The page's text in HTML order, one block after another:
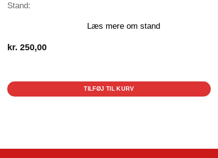
Stand:
Læs mere om stand
kr. 250,00
TILFØJ TIL KURV